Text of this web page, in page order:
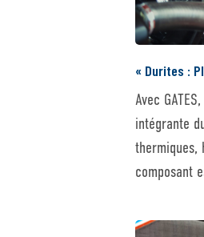
« Durites :
Avec
intégrante
thermiques,
composant